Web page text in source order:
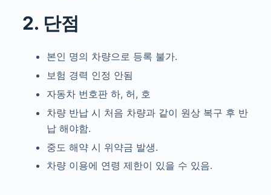
2. 단점
본인 명의 차량으로 등록 불가.
보험 경력 인정 안됨
자동차 번호판 하, 허, 호
차량 반납 시 처음 차량과 같이 원상 복구 후 반
납 해야함.
중도 해약 시 위약금 발생.
차량 이용에 연령 제한이 있을 수 있음.